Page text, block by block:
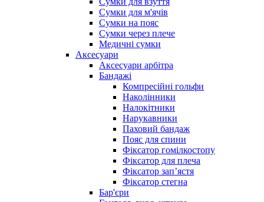
Сумки для м'ячів
Сумки на пояс
Сумки через плече
Медичні сумки
Аксесуари
Аксесуари арбітра
Бандажі
Компресійні гольфи
Наколінники
Налокітники
Нарукавники
Паховий бандаж
Пояс для спини
Фіксатор гомілкостопу
Фіксатор для плеча
Фіксатор запʼястя
Фіксатор стегна
Бар'єри